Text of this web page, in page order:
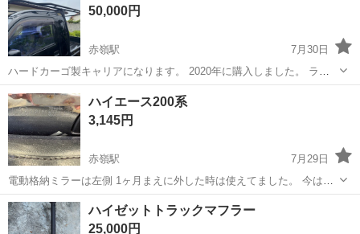
50,000円
赤嶺駅
7月30日
ハードカーゴ製キャリアになります。 2020年に購入しました。 ラプ
ターライナー施工してますが、サビが浮いてます。 現物確認後の購入
検討でも問題ないです。 宜しくお願い致します。
沖縄 糸満市 赤嶺駅 キャリア、ラック
ハイエース200系
3,145円
赤嶺駅
7月29日
電動格納ミラーは左側 1ヶ月まえに外した時は使えてました。 今は分
かりません。
沖縄 豊見城市 赤嶺駅 外装、車外用品
ハイゼットトラックマフラー
25,000円